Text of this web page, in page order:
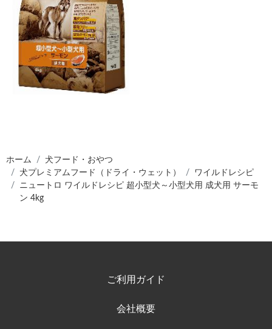
ホーム
犬フード・おやつ
犬プレミアムフード（ドライ・ウェット）
ワイルドレシピ
ニュートロ ワイルドレシピ 超小型犬～小型犬用 成犬用 サーモ
ン 4kg
ご利用ガイド
会社概要